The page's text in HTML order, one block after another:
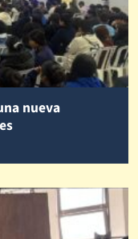
nueva